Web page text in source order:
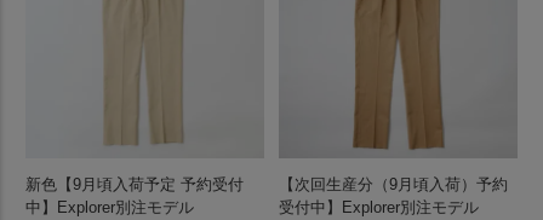
新色【9月頃入荷予定 予約受付
中】Explorer別注モデル
【次回生産分（9月頃入荷）予約
受付中】Explorer別注モデル